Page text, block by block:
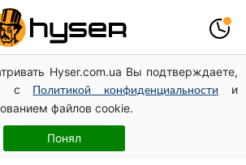
Hyser.com.ua Вы подтверждаете,
с
Политикой конфиденциальности
и
файлов cookie.
Понял
Олександр Конотопський вивів
бюджету через фіктивну фірму в
для осколків ОПЗЖ: як "Партія миру"
з'явилася в інформаційному полі